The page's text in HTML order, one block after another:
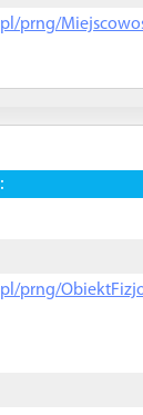
prng/
prng/